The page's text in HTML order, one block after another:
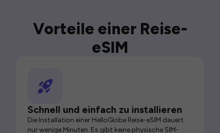
Vorteile einer Reise-
eSIM
Schnell und einfach zu installieren
Die Installation einer HelloGlobe Reise-eSIM dauert
nur wenige Minuten. Es gibt keine physische SIM-